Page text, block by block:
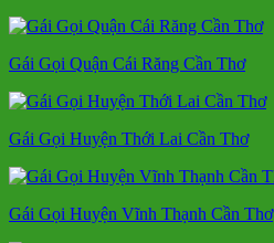
Gái Gọi Quận Cái Răng Cần Thơ
Gái Gọi Huyện Thới Lai Cần Thơ
Gái Gọi Huyện Vĩnh Thạnh Cần Thơ